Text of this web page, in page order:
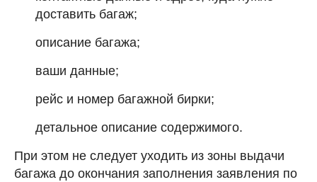
доставить багаж;
описание багажа;
ваши данные;
рейс и номер багажной бирки;
детальное описание содержимого.
При этом не следует уходить из зоны выдачи
багажа до окончания заполнения заявления по